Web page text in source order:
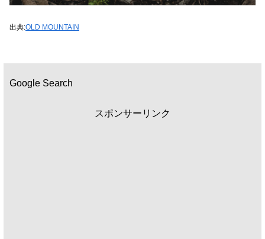
出典:OLD MOUNTAIN
Google Search
スポンサーリンク